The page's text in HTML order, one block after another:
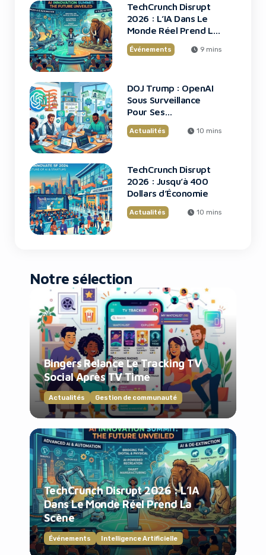
TechCrunch Disrupt
2026 : L’IA Dans Le
Monde Réel Prend La
Scène
Événements 9 mins
DOJ Trump : OpenAI
Sous Surveillance
Pour Ses
Recrutements
Actualités 10 mins
TechCrunch Disrupt
2026 : Jusqu’à 400
Dollars d’Économie
Actualités 10 mins
Notre sélection
Bingers Relance Le Tracking TV
Social Après TV Time
Actualités Gestion de communauté
TechCrunch Disrupt 2026 : L’IA
Dans Le Monde Réel Prend La
Scène
Événements Intelligence Artificielle